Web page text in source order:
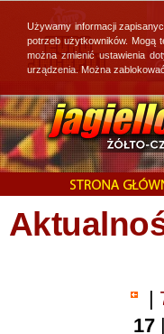
|
17 |
Używamy informacji
potrzeb użytkowników. Mogą
można zmienić ustawienia
urządzenia. Można